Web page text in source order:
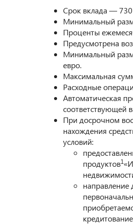
Срок вклада —
Минимальный
Проценты
Предусмотрена
Минимальный
евро.
Максимальная
Расходные
Автоматическая
соответствующей
При досрочном
нахождения
условий:
продуктов1
направление